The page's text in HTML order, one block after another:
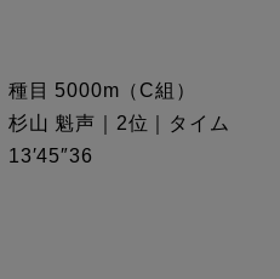
種目 5000m（C組）
杉山 魁声｜2位｜タイム
13′45″36